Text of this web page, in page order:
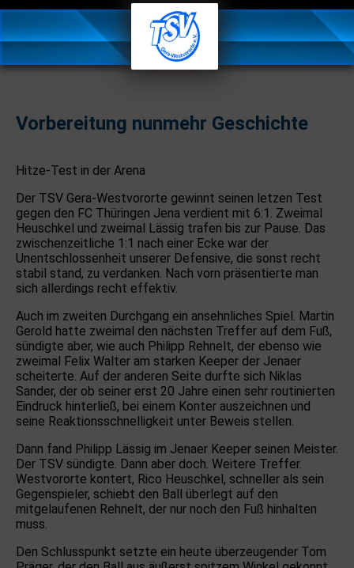
Vorbereitung nunmehr Geschichte
Hitze-Test in der Arena
Der TSV Gera-Westvororte gewinnt seinen letzen Test
gegen den FC Thüringen Jena verdient mit 6:1. Zweimal
Heuschkel und zweimal Lässig trafen bis zur Pause. Das
zwischenzeitliche 1:1 nach einer Ecke war der
Unentschlossenheit unserer Defensive, die sonst recht
stabil stand, zu verdanken. Nach vorn präsentierte man
sich allerdings recht effektiv.
Auch im zweiten Durchgang ein ansehnliches Spiel. Martin
Gerold hatte zweimal den nächsten Treffer auf dem Fuß,
sündigte aber, wie auch Philipp Rehnelt, der ebenso wie
zweimal Felix Walter am starken Keeper der Jenaer
scheiterte. Auf der anderen Seite durfte sich Niklas
Sander, der ob seiner erst 20 Jahre einen sehr routinierten
Eindruck hinterließ, bei einem Konter auszeichnen und
seine Reaktionsschnelligkeit unter Beweis stellen.
Dann fand Philipp Lässig im Jenaer Keeper seinen Meister.
Der TSV sündigte. Dann aber doch. Weitere Treffer.
Westvororte kontert, Rico Heuschkel, schneller als sein
Gegenspieler, schiebt den Ball überlegt auf den
mitgelaufenen Rehnelt, der nur noch den Fuß hinhalten
muss.
Den Schlusspunkt setzte ein heute überzeugender Tom